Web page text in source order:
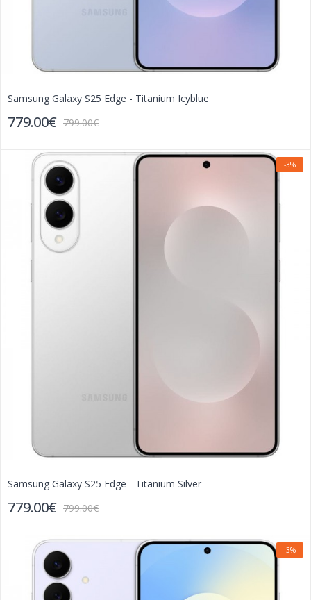
Samsung Galaxy S25 Edge - Titanium Icyblue
779.00€ 799.00€
-3%
Samsung Galaxy S25 Edge - Titanium Silver
779.00€ 799.00€
-3%